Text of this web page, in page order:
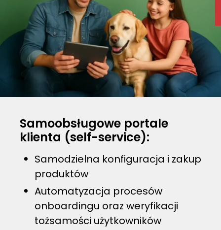
Samoobsługowe portale
klienta (self-service):
Samodzielna konfiguracja i zakup
produktów
Automatyzacja procesów
onboardingu oraz weryfikacji
tożsamości użytkowników